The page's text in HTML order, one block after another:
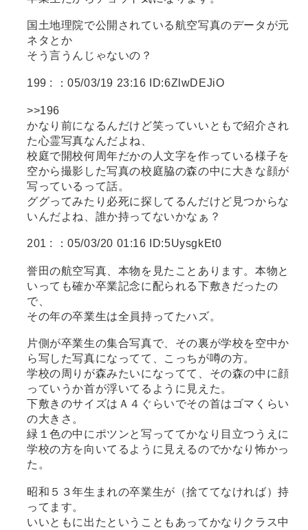
国土地理院で公開されている航空写真のデータが元
ネタとか
そう言うんじゃないの？
199 : ：05/03/19 23:16 ID:6ZlwDEJiO
>>196
かなり前になるんだけど笑っていいともで紹介され
た心霊写真なんだよね、
校庭で開校何周年だかの人文字を作っている様子を
空から撮影した写真の校庭脇の森の中に大きな顔が
写っているって話。
ググってみたり必死に探してるんだけど見つからな
いんだよね、誰か持ってないかなぁ？
201 : ：05/03/20 01:16 ID:5UysgkEt0
誉田の航空写真、本物を見たことあります。本物と
いっても確か卒業記念に配られる下敷きだったの
で、
その年の卒業生は全員持ってたハズ。
片側が卒業生の集合写真で、その裏が学校を空中か
ら写した写真になってて、こっちが噂の方。
学校の周りが森みたいになってて、その森の中に顔
っていうか首が浮いてるように見えた。
下敷きのサイズはＡ４ぐらいでその首はゴマくらい
の大きさ。
緑１色の中にポツンと写っててかなり目立つうえに
学校の方を向いてるように見えるのでかなり怖かっ
た。
昭和５３年生まれの卒業生が（捨ててなければ）持
ってます。
いいともに出たということもあってかなりクラス中